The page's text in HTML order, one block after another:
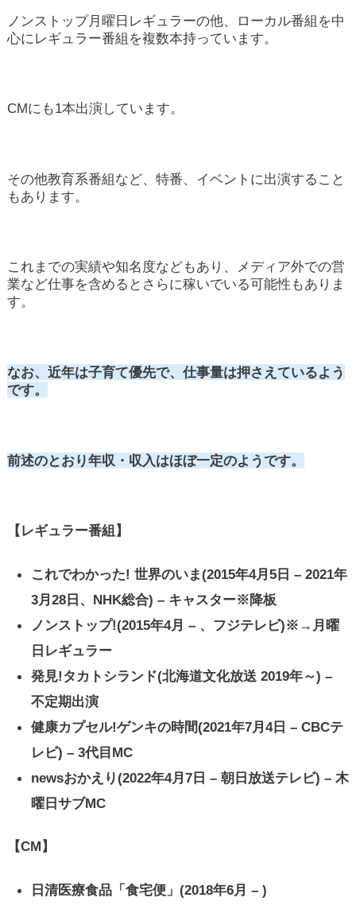
ノンストップ月曜日レギュラーの他、ローカル番組を中
心にレギュラー番組を複数本持っています。
CMにも1本出演しています。
その他教育系番組など、特番、イベントに出演すること
もあります。
これまでの実績や知名度などもあり、メディア外での営
業など仕事を含めるとさらに稼いでいる可能性もありま
す。
なお、近年は子育て優先で、仕事量は押さえているよう
です。
前述のとおり年収・収入はほぼ一定のようです。
【レギュラー番組】
これでわかった! 世界のいま(2015年4月5日 – 2021年
3月28日、NHK総合) – キャスター※降板
ノンストップ!(2015年4月 – 、フジテレビ)※→月曜
日レギュラー
発見!タカトシランド(北海道文化放送 2019年～) –
不定期出演
健康カプセル!ゲンキの時間(2021年7月4日 – CBCテ
レビ) – 3代目MC
newsおかえり(2022年4月7日 – 朝日放送テレビ) – 木
曜日サブMC
【CM】
日清医療食品「食宅便」(2018年6月 – )